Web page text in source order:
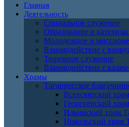
Главная
Деятельность
Социальное служение
Образование и
Молодежное и
Взаимодействие с
Тюремное служение
Взаимодействие с
Храмы
Таганрогское
Всехсвятский
Георгиевский
Ильинский храм
Никольский храм